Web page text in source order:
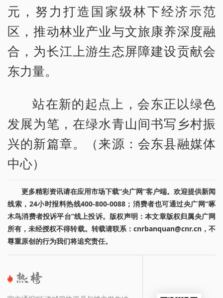
元，努力打造国家级林下经济示范
区，推动林业产业与文旅康养深度融
合，为长江上游生态屏障建设贡献会
东力量。
站在新的起点上，会东正以绿色
发展为笔，在绿水青山间书写乡村振
兴的新篇章。（来源：会东县融媒体
中心）
更多精彩资讯请在应用市场下载“央广网”客户端。欢迎提供新闻
线索，24小时报料热线400-800-0088；消费者也可通过央广网“啄
木鸟消费者投诉平台”线上投诉。版权声明：本文章版权归属央广网
所有，未经授权不得转载。转载请联系：cnrbanquan@cnr.cn，不
尊重原创的行为我们将追究责任。